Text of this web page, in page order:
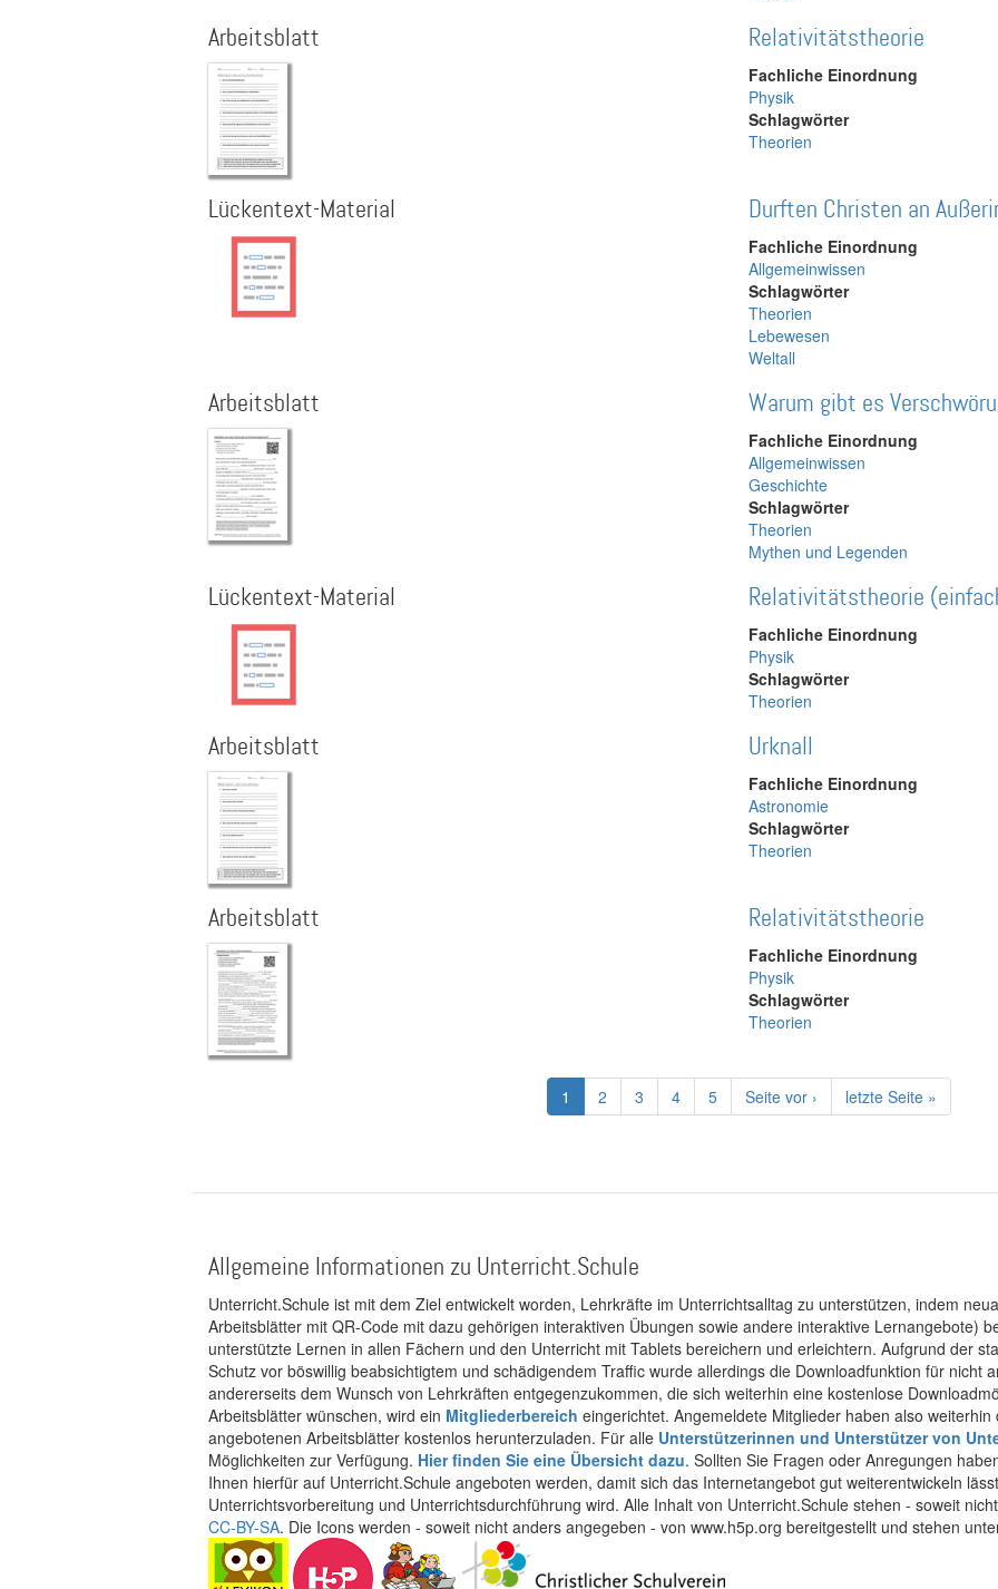
Arbeitsblatt Relativitätstheorie
Fachliche Einordnung
Physik
Schlagwörter
Theorien
Lückentext-Material Durften Christen an
Fachliche Einordnung
Allgemeinwissen
Schlagwörter
Theorien
Lebewesen
Weltall
Arbeitsblatt Warum gibt es
Fachliche Einordnung
Allgemeinwissen
Geschichte
Schlagwörter
Theorien
Mythen und Legenden
Lückentext-Material Relativitätstheorie
Fachliche Einordnung
Physik
Schlagwörter
Theorien
Arbeitsblatt Urknall
Fachliche Einordnung
Astronomie
Schlagwörter
Theorien
Arbeitsblatt Relativitätstheorie
Fachliche Einordnung
Physik
Schlagwörter
Theorien
Aktuelle
Seite
1 Page
2 Page
3 Page
4 Page
5
Nächste
Seite
Seite vor ›
Letzte
Seite
letzte Seite »
Allgemeine Informationen zu Unterricht.Schule
Unterricht.Schule ist mit dem Ziel entwickelt worden, Lehrkräfte im Unterrichtsalltag zu unterstützen, indem
Arbeitsblätter mit QR-Code mit dazu gehörigen interaktiven Übungen sowie andere interaktive Lernangebote)
unterstützte Lernen in allen Fächern und den Unterricht mit Tablets bereichern und erleichtern. Aufgrund der
Schutz vor böswillig beabsichtigtem und schädigendem Traffic wurde allerdings die Downloadfunktion für nicht
andererseits dem Wunsch von Lehrkräften entgegenzukommen, die sich weiterhin eine kostenlose
Arbeitsblätter wünschen, wird ein Mitgliederbereich eingerichtet. Angemeldete Mitglieder haben also
angebotenen Arbeitsblätter kostenlos herunterzuladen. Für alle Unterstützerinnen und Unterstützer von
Möglichkeiten zur Verfügung. Hier finden Sie eine Übersicht dazu. Sollten Sie Fragen oder Anregungen
Ihnen hierfür auf Unterricht.Schule angeboten werden, damit sich das Internetangebot gut weiterentwickeln
Unterrichtsvorbereitung und Unterrichtsdurchführung wird. Alle Inhalt von Unterricht.Schule stehen - soweit
CC-BY-SA. Die Icons werden - soweit nicht anders angegeben - von www.h5p.org bereitgestellt und stehen